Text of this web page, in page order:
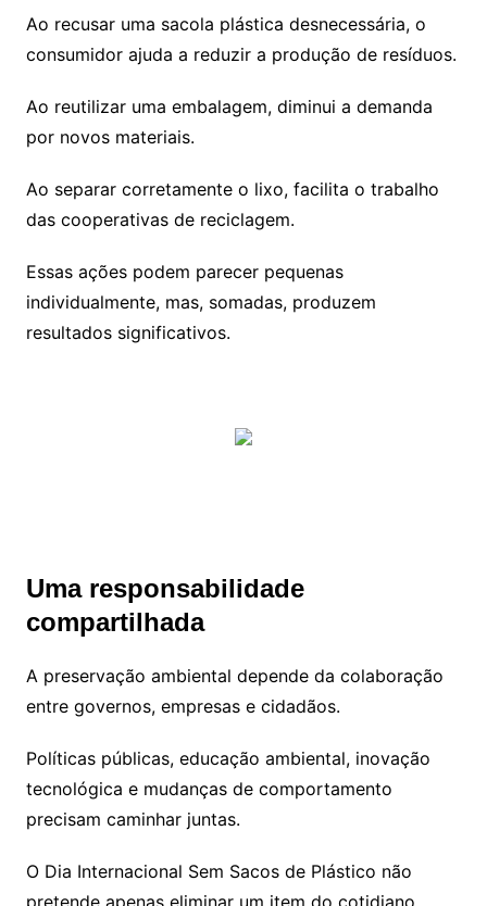
Ao recusar uma sacola plástica desnecessária, o
consumidor ajuda a reduzir a produção de resíduos.
Ao reutilizar uma embalagem, diminui a demanda
por novos materiais.
Ao separar corretamente o lixo, facilita o trabalho
das cooperativas de reciclagem.
Essas ações podem parecer pequenas
individualmente, mas, somadas, produzem
resultados significativos.
Uma responsabilidade
compartilhada
A preservação ambiental depende da colaboração
entre governos, empresas e cidadãos.
Políticas públicas, educação ambiental, inovação
tecnológica e mudanças de comportamento
precisam caminhar juntas.
O Dia Internacional Sem Sacos de Plástico não